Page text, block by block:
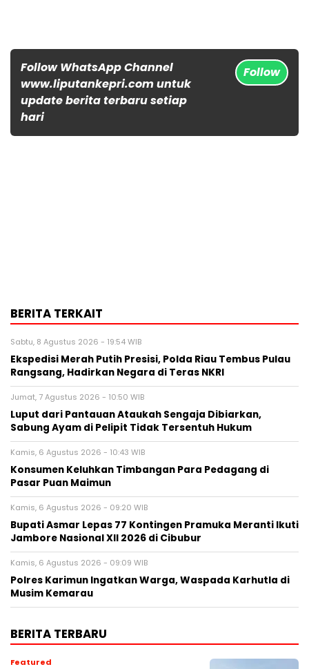
Follow WhatsApp Channel
www.liputankepri.com untuk
update berita terbaru setiap
hari
Follow
BERITA TERKAIT
Sabtu, 8 Agustus 2026 - 19:54 WIB
Ekspedisi Merah Putih Presisi, Polda Riau Tembus Pulau
Rangsang, Hadirkan Negara di Teras NKRI
Jumat, 7 Agustus 2026 - 10:50 WIB
Luput dari Pantauan Ataukah Sengaja Dibiarkan,
Sabung Ayam di Pelipit Tidak Tersentuh Hukum
Kamis, 6 Agustus 2026 - 10:43 WIB
Konsumen Keluhkan Timbangan Para Pedagang di
Pasar Puan Maimun
Kamis, 6 Agustus 2026 - 09:20 WIB
Bupati Asmar Lepas 77 Kontingen Pramuka Meranti Ikuti
Jambore Nasional XII 2026 di Cibubur
Kamis, 6 Agustus 2026 - 09:09 WIB
Polres Karimun Ingatkan Warga, Waspada Karhutla di
Musim Kemarau
BERITA TERBARU
Featured